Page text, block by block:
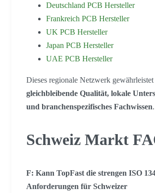
Deutschland PCB Hersteller
Frankreich PCB Hersteller
UK PCB Hersteller
Japan PCB Hersteller
UAE PCB Hersteller
Dieses regionale Netzwerk gewährleistet
gleichbleibende Qualität, lokale
und branchenspezifisches Fachwissen.
Schweiz Markt
F: Kann TopFast die strengen ISO
Anforderungen für Schweizer